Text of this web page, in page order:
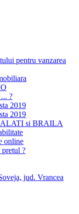
pentru vanzarea
?
2019
2019
si BRAILA
online
pretul ?
jud. Vrancea